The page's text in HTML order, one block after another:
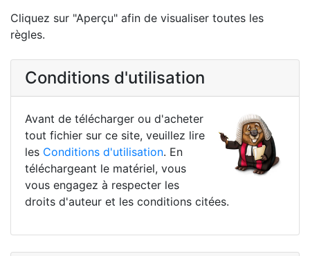
Cliquez sur "Aperçu" afin de visualiser toutes les
règles.
Conditions d'utilisation
Avant de télécharger ou d'acheter
tout fichier sur ce site, veuillez lire
les Conditions d'utilisation. En
téléchargeant le matériel, vous
vous engagez à respecter les
droits d'auteur et les conditions citées.